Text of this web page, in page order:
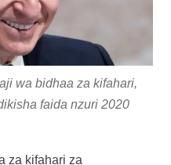
wa bidhaa za kifahari,
faida nzuri 2020
za kifahari za